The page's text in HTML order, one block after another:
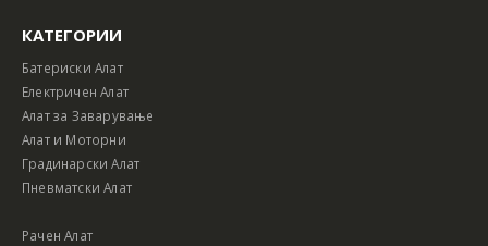
КАТЕГОРИИ
Батериски Алат
Електричен Алат
Алат за Заварување
Алат и Моторни
Градинарски Алат
Пневматски Алат
Рачен Алат